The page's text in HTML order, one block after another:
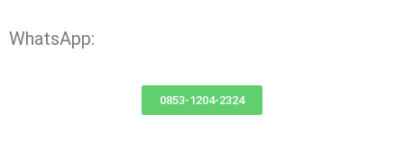
WhatsApp:
0853-1204-2324